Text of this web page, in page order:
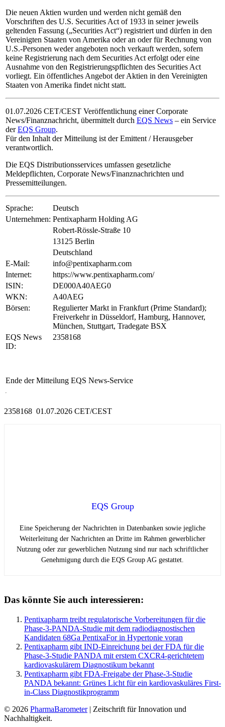
Die neuen Aktien wurden und werden nicht gemäß den
Vorschriften des U.S. Securities Act of 1933 in seiner jeweils
geltenden Fassung („Securities Act“) registriert und dürfen in den
Vereinigten Staaten von Amerika oder an oder für Rechnung von
U.S.-Personen weder angeboten noch verkauft werden, sofern
keine Registrierung nach dem Securities Act erfolgt oder eine
Ausnahme von den Registrierungspflichten des Securities Act
vorliegt. Ein öffentliches Angebot der Aktien in den Vereinigten
Staaten von Amerika findet nicht statt.
01.07.2026 CET/CEST Veröffentlichung einer Corporate
News/Finanznachricht, übermittelt durch EQS News – ein Service
derEQS Group.
Für den Inhalt der Mitteilung ist der Emittent / Herausgeber
verantwortlich.
Die EQS Distributionsservices umfassen gesetzliche
Meldepflichten, Corporate News/Finanznachrichten und
Pressemitteilungen.
Sprache:
Deutsch
Unternehmen: Pentixapharm Holding AG
Robert-Rössle-Straße 10
13125 Berlin
Deutschland
E-Mail:
info@pentixapharm.com
Internet:
https://www.pentixapharm.com/
ISIN:
DE000A40AEG0
WKN:
A40AEG
Börsen:
Regulierter Markt in Frankfurt (Prime Standard);
Freiverkehr in Düsseldorf, Hamburg, Hannover,
München, Stuttgart, Tradegate BSX
EQS News
ID:
2358168
Ende der Mitteilung EQS News-Service
2358168 01.07.2026 CET/CEST
EQS Group
Eine Speicherung der Nachrichten in Datenbanken sowie jegliche
Weiterleitung der Nachrichten an Dritte im Rahmen gewerblicher
Nutzung oder zur gewerblichen Nutzung sind nur nach schriftlicher
Genehmigung durch die EQS Group AG gestattet.
Das könnte Sie auch interessieren:
Pentixapharm treibt regulatorische Vorbereitungen für die
Phase-3-PANDA-Studie mit dem radiodiagnostischen
Kandidaten 68Ga PentixaFor in Hypertonie voran
Pentixapharm gibt IND-Einreichung bei der FDA für die
Phase-3-Studie PANDA mit erstem CXCR4-gerichtetem
kardiovaskulärem Diagnostikum bekannt
Pentixapharm gibt FDA-Freigabe der Phase-3-Studie
PANDA bekannt: Grünes Licht für ein kardiovaskuläres First-
in-Class Diagnostikprogramm
© 2026 PharmaBarometer| Zeitschrift für Innovation und
Nachhaltigkeit.